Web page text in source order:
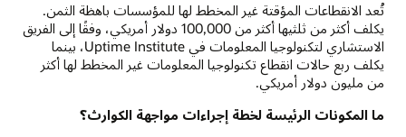
تُعد الانقطاعات المؤقتة غير المخطط لها للمؤسسات باهظة الثمن.
يكلف أكثر من ثلثيها أكثر من 100,000 دولار أمريكي، وفقًا إلى الفريق
الاستشاري لتكنولوجيا المعلومات في Uptime Institute، بينما
يكلف ربع حالات انقطاع تكنولوجيا المعلومات غير المخطط لها أكثر
من مليون دولار أمريكي.
ما المكونات الرئيسة لخطة إجراءات مواجهة الكوارث؟